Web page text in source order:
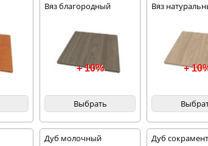
Вяз благородный
+ 10%
Выбрать
Вяз
+
Дуб молочный Дуб